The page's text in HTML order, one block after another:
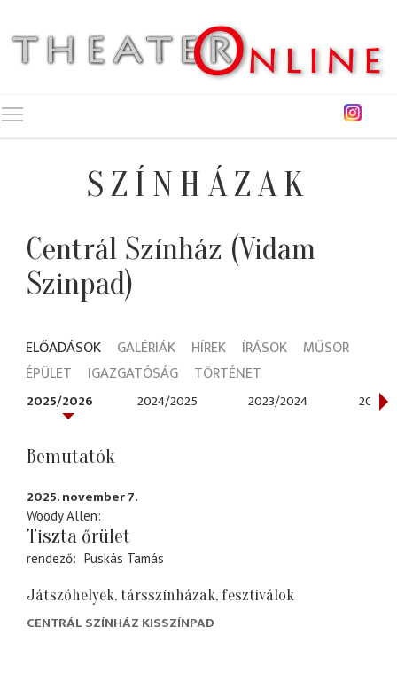
SZÍNHÁZAK
Centrál Színház (Vidam
Szinpad)
ELŐADÁSOK GALÉRIÁK HÍREK ÍRÁSOK
MŰSOR
ÉPÜLET
IGAZGATÓSÁG TÖRTÉNET
2025/2026 2024/2025 2023/2024 2022/
Bemutatók
2025. november 7.
Woody Allen
Tiszta őrület
rendező Puskás Tamás
Játszóhelyek, társszínházak, fesztiválok
CENTRÁL SZÍNHÁZ KISSZÍNPAD